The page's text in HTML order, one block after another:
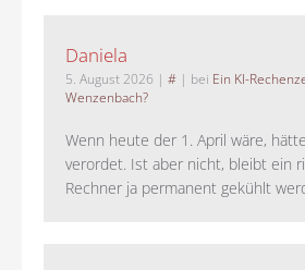
Daniela
5. August 2026 | # | bei Ein KI-
Wenzenbach?
Wenn heute der 1. April wäre,
verordet. Ist aber nicht, bleibt ein
Rechner ja permanent gekühlt